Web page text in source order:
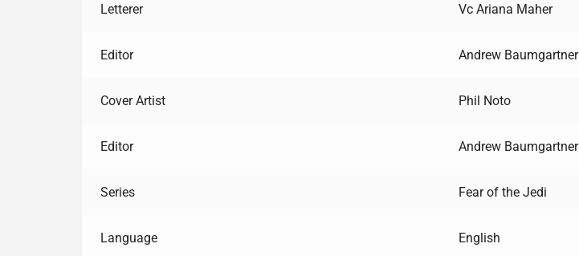
Letterer Vc Ariana Maher
Editor Andrew Baumgartner
Cover Artist Phil Noto
Editor Andrew Baumgartner
Series Fear of the Jedi
Language English